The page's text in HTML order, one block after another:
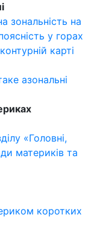
зональність на
у горах
карті
азональні
«Головні,
материків та
коротких